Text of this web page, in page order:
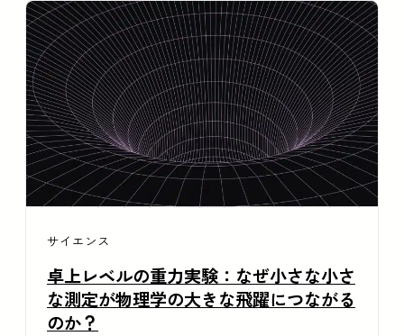
サイエンス
卓上レベルの重力実験：なぜ小さな小さ
な測定が物理学の大きな飛躍につながる
のか？